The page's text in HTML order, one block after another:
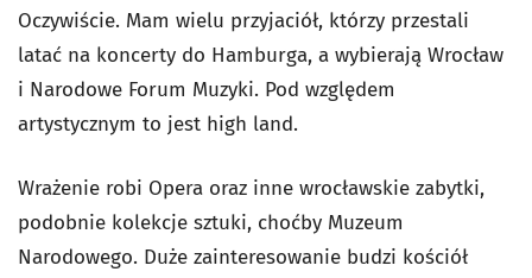
Oczywiście. Mam wielu przyjaciół, którzy przestali
latać na koncerty do Hamburga, a wybierają Wrocław
i Narodowe Forum Muzyki. Pod względem
artystycznym to jest high land.
Wrażenie robi Opera oraz inne wrocławskie zabytki,
podobnie kolekcje sztuki, choćby Muzeum
Narodowego. Duże zainteresowanie budzi kościół